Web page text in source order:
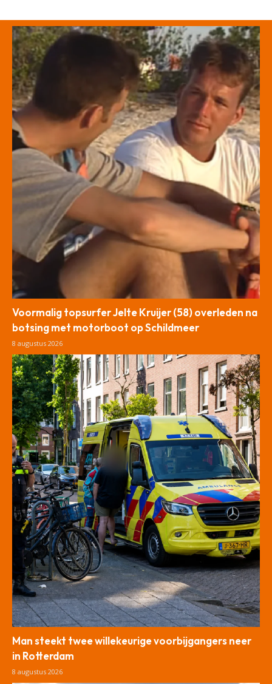
Voormalig topsurfer Jelte Kruijer (58) overleden na
botsing met motorboot op Schildmeer
8 augustus 2026
Man steekt twee willekeurige voorbijgangers neer
in Rotterdam
8 augustus 2026